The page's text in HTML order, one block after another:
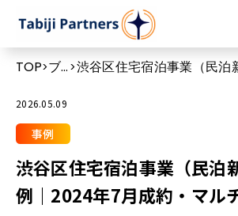
TOP>ブ
グ
>渋谷区住宅宿泊事業（民泊
2026.05.09
事例
渋谷区住宅宿泊事業（民泊
例｜2024年7月成約・マル